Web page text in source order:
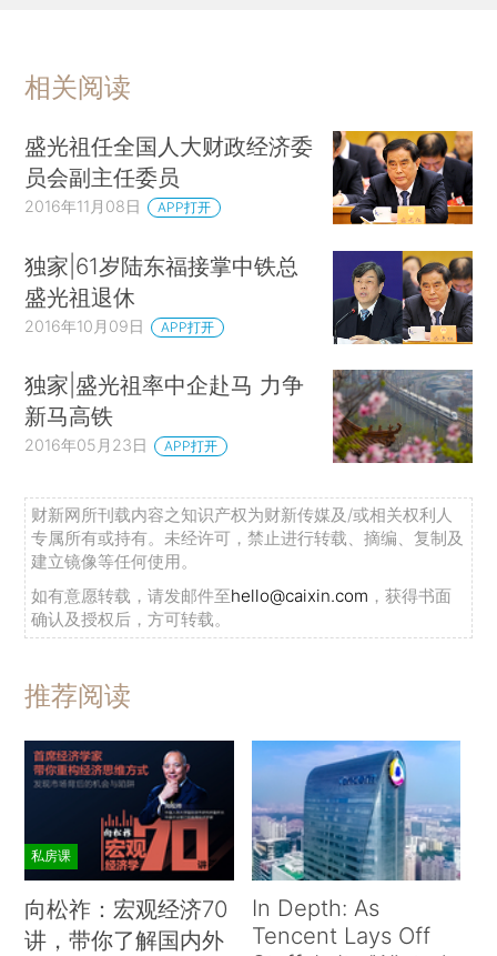
相关阅读
盛光祖任全国人大财政经济委
员会副主任委员
2016年11月08日 APP打开
独家|61岁陆东福接掌中铁总
盛光祖退休
2016年10月09日 APP打开
独家|盛光祖率中企赴马 力争
新马高铁
2016年05月23日 APP打开
财新网所刊载内容之知识产权为财新传媒及/或相关权利人
专属所有或持有。未经许可，禁止进行转载、摘编、复制及
建立镜像等任何使用。
如有意愿转载，请发邮件至hello@caixin.com ，获得书面
确认及授权后，方可转载。
推荐阅读
私房课
向松祚：宏观经济70
讲，带你了解国内外
In Depth: As
Tencent Lays Off